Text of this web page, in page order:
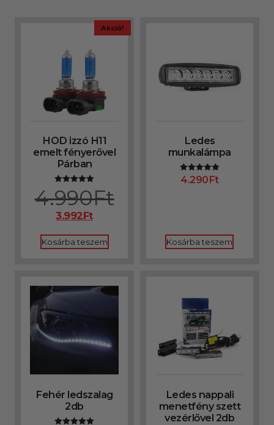
Akció!
HOD izzó H11
emelt fényerővel
Párban
Értékelés:
5.00
/ 5
4.990Ft
3.992Ft
Kosárba teszem
Ledes
munkalámpa
Értékelés:
5.00
4.290Ft
Kosárba teszem
Fehér ledszalag
2db
Ledes nappali
menetfény szett
vezérlővel 2db